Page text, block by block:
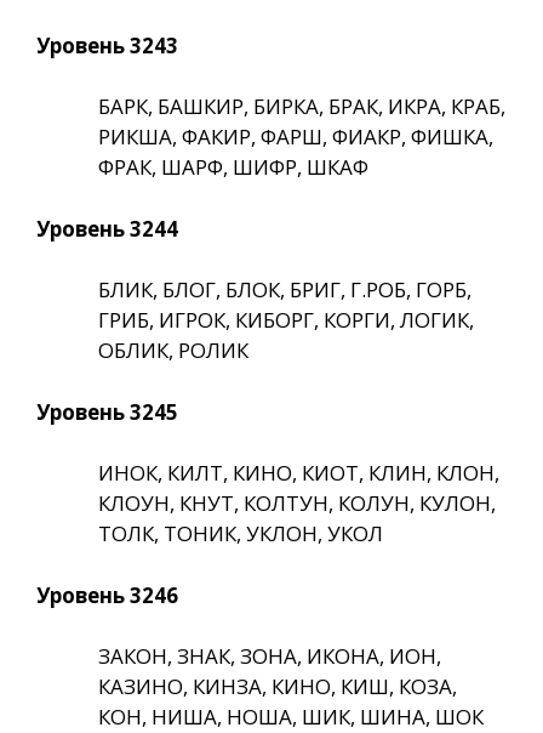
Уровень 3243
БАРК, БАШКИР, БИРКА, БРАК, ИКРА, КРАБ,
РИКША, ФАКИР, ФАРШ, ФИАКР, ФИШКА,
ФРАК, ШАРФ, ШИФР, ШКАФ
Уровень 3244
БЛИК, БЛОГ, БЛОК, БРИГ, Г.РОБ, ГОРБ,
ГРИБ, ИГРОК, КИБОРГ, КОРГИ, ЛОГИК,
ОБЛИК, РОЛИК
Уровень 3245
ИНОК, КИЛТ, КИНО, КИОТ, КЛИН, КЛОН,
КЛОУН, КНУТ, КОЛТУН, КОЛУН, КУЛОН,
ТОЛК, ТОНИК, УКЛОН, УКОЛ
Уровень 3246
ЗАКОН, ЗНАК, ЗОНА, ИКОНА, ИОН,
КАЗИНО, КИНЗА, КИНО, КИШ, КОЗА,
КОН, НИША, НОША, ШИК, ШИНА, ШОК